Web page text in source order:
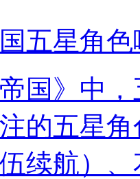
国五星角
国》中
的五星
续航）